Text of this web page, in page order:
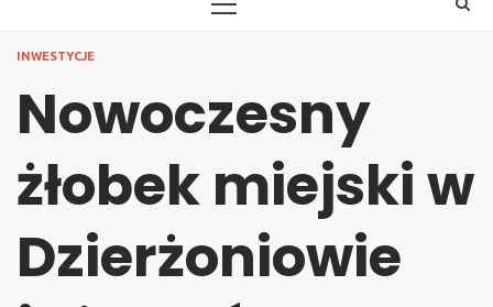
PRIMARY
INWESTYCJE
Nowoczesny
żłobek miejski w
Dzierżoniowie